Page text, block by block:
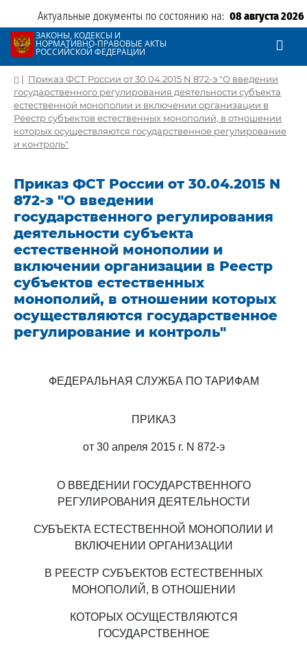
Актуальные документы по состоянию на: 08 августа 2026
ЗАКОНЫ, КОДЕКСЫ И
НОРМАТИВНО-ПРАВОВЫЕ АКТЫ
РОССИЙСКОЙ ФЕДЕРАЦИИ
| Приказ ФСТ России от 30.04.2015 N 872-э "О введении
государственного регулирования деятельности субъекта
естественной монополии и включении организации в
Реестр субъектов естественных монополий, в отношении
которых осуществляются государственное регулирование
и контроль"
Приказ ФСТ России от 30.04.2015 N
872-э "О введении
государственного регулирования
деятельности субъекта
естественной монополии и
включении организации в Реестр
субъектов естественных
монополий, в отношении которых
осуществляются государственное
регулирование и контроль"
ФЕДЕРАЛЬНАЯ СЛУЖБА ПО ТАРИФАМ
ПРИКАЗ
от 30 апреля 2015 г. N 872-э
О ВВЕДЕНИИ ГОСУДАРСТВЕННОГО
РЕГУЛИРОВАНИЯ ДЕЯТЕЛЬНОСТИ
СУБЪЕКТА ЕСТЕСТВЕННОЙ МОНОПОЛИИ И
ВКЛЮЧЕНИИ ОРГАНИЗАЦИИ
В РЕЕСТР СУБЪЕКТОВ ЕСТЕСТВЕННЫХ
МОНОПОЛИЙ, В ОТНОШЕНИИ
КОТОРЫХ ОСУЩЕСТВЛЯЮТСЯ
ГОСУДАРСТВЕННОЕ